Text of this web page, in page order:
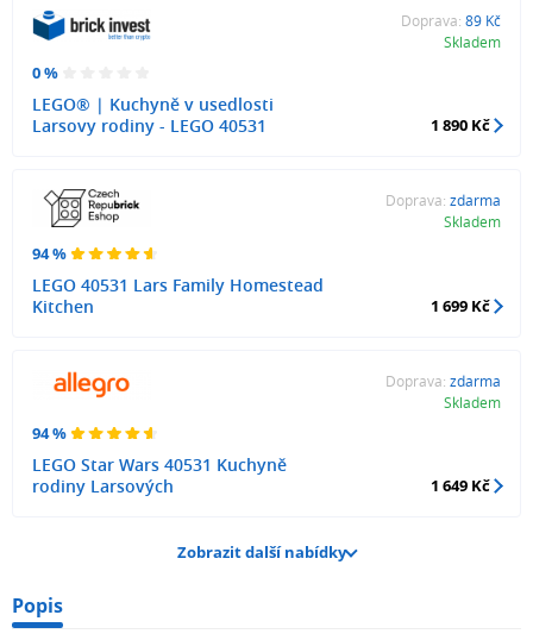
0 %
LEGO® | Kuchyně v usedlosti
Larsovy rodiny - LEGO 40531
Doprava: 89 Kč
Skladem
1 890 Kč
94 %
LEGO 40531 Lars Family Homestead
Kitchen
Doprava: zdarma
Skladem
1 699 Kč
94 %
LEGO Star Wars 40531 Kuchyně
rodiny Larsových
Doprava: zdarma
Skladem
1 649 Kč
Zobrazit další nabídky
Popis